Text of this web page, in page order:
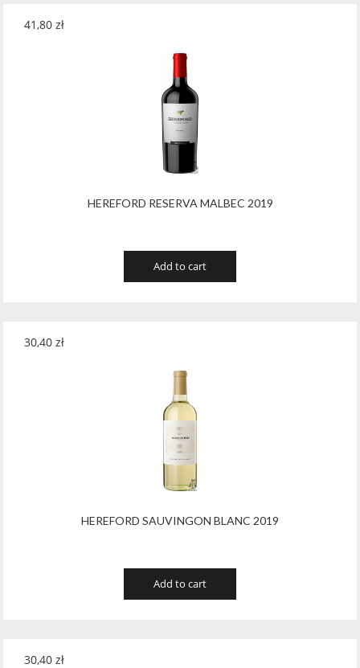
HEREFORD RESERVA MALBEC 2019
41,80 zł
Add to cart
HEREFORD SAUVINGON BLANC 2019
30,40 zł
Add to cart
30,40 zł